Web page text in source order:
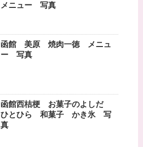
メニュー 写真
函館 美原 焼肉一徳 メニュ
ー 写真
函館西桔梗 お菓子のよしだ
ひとひら 和菓子 かき氷 写
真